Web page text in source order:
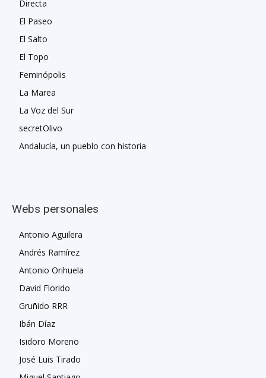
Directa
El Paseo
El Salto
El Topo
Feminópolis
La Marea
La Voz del Sur
secretOlivo
Andalucía, un pueblo con historia
Webs personales
Antonio Aguilera
Andrés Ramírez
Antonio Orihuela
David Florido
Gruñido RRR
Ibán Díaz
Isidoro Moreno
José Luis Tirado